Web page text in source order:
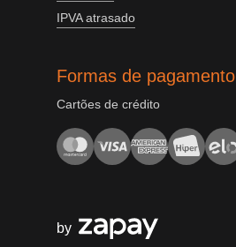
IPVA atrasado
Formas de pagamento
Cartões de crédito
by